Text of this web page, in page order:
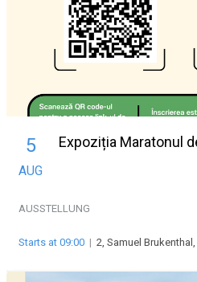
5
AUG
Expoziția Maratonul
AUSSTELLUNG
Starts at 09:00 | 2, Samuel Brukenthal, Entrance F